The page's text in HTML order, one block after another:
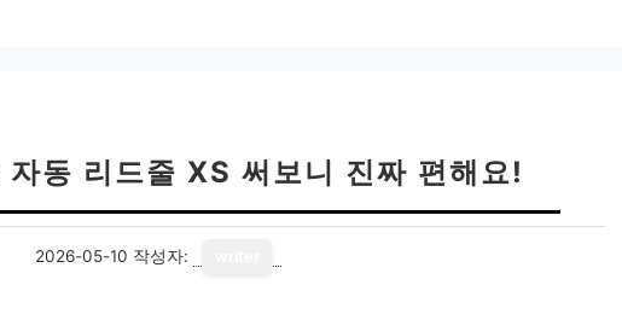
동 리드줄 XS 써보니 진짜 편해요!
2026-05-10 작성자: